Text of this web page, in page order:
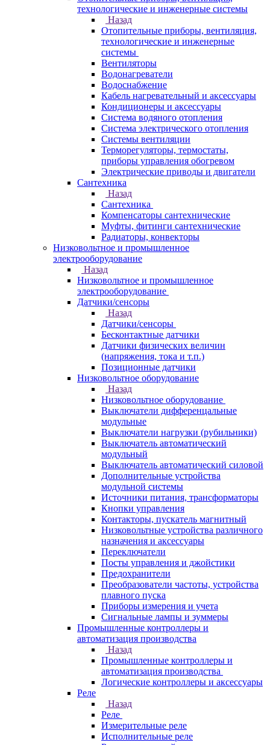
технологические и инженерные системы
Назад
Отопительные приборы, вентиляция,
технологические и инженерные
системы
Вентиляторы
Водонагреватели
Водоснабжение
Кабель нагревательный и аксессуары
Кондиционеры и аксессуары
Система водяного отопления
Система электрического отопления
Системы вентиляции
Терморегуляторы, термостаты,
приборы управления обогревом
Электрические приводы и двигатели
Сантехника
Назад
Сантехника
Компенсаторы сантехнические
Муфты, фитинги сантехнические
Радиаторы, конвекторы
Низковольтное и промышленное
электрооборудование
Назад
Низковольтное и промышленное
электрооборудование
Датчики/сенсоры
Назад
Датчики/сенсоры
Бесконтактные датчики
Датчики физических величин
(напряжения, тока и т.п.)
Позиционные датчики
Низковольтное оборудование
Назад
Низковольтное оборудование
Выключатели дифференцальные
модульные
Выключатели нагрузки (рубильники)
Выключатель автоматический
модульный
Выключатель автоматический силовой
Дополнительные устройства
модульной системы
Источники питания, трансформаторы
Кнопки управления
Контакторы, пускатель магнитный
Низковольтные устройства различного
назначения и аксессуары
Переключатели
Посты управления и джойстики
Предохранители
Преобразователи частоты, устройства
плавного пуска
Приборы измерения и учета
Сигнальные лампы и зуммеры
Промышленные контроллеры и
автоматизация производства
Назад
Промышленные контроллеры и
автоматизация производства
Логические контроллеры и аксессуары
Реле
Назад
Реле
Измерительные реле
Исполнительные реле